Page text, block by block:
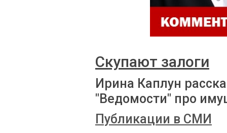
Скупают залоги
Ирина Каплун
"Ведомости" про
Публикации в СМИ